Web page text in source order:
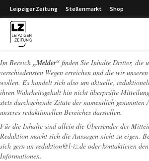
Leipziger Zeitung Stellenmarkt Shop
Im Bereich „Melder“ finden Sie Inhalte Dritter, die
verschiedensten Wegen erreichen und die wir
wollen. Es handelt sich also um aktuelle,
ihren Wahrheitsgehalt hin nicht überprüfte
stets durchgehende Zitate der namentlich genannten
unseres redaktionellen Bereiches darstellen.
Für die Inhalte sind allein die Übersender der
Redaktion macht sich die Aussagen nicht zu eigen.
sich gern an redaktion@l-iz.de oder kontaktieren
Informationen.